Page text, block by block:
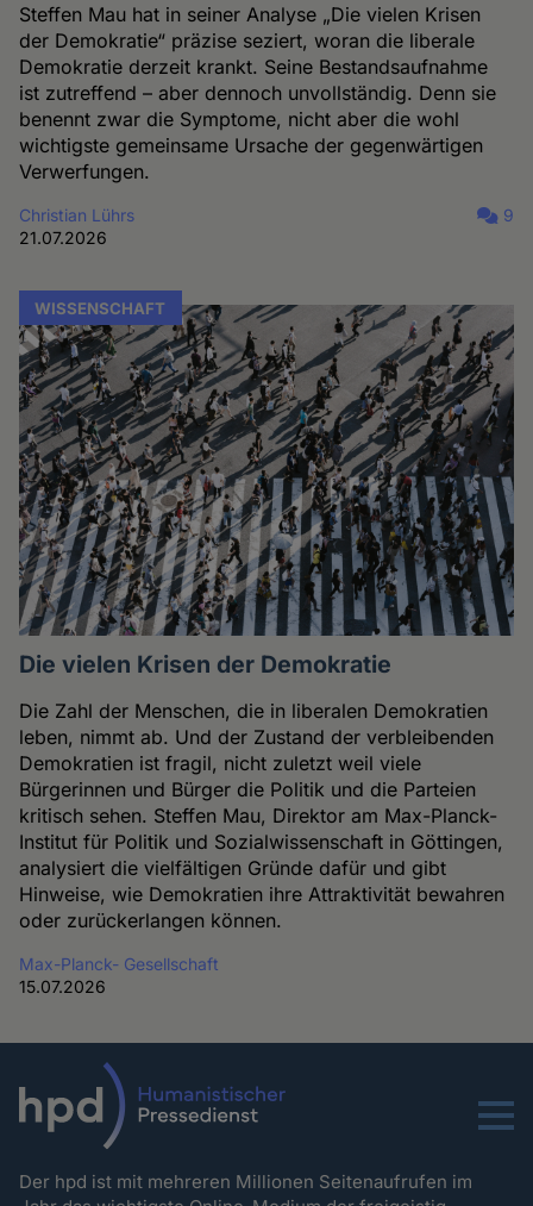
Steffen Mau hat in seiner Analyse „Die vielen Krisen
der Demokratie“ präzise seziert, woran die liberale
Demokratie derzeit krankt. Seine Bestandsaufnahme
ist zutreffend – aber dennoch unvollständig. Denn sie
benennt zwar die Symptome, nicht aber die wohl
wichtigste gemeinsame Ursache der gegenwärtigen
Verwerfungen.
Christian Lührs
21.07.2026
9
WISSENSCHAFT
Die vielen Krisen der Demokratie
Die Zahl der Menschen, die in liberalen Demokratien
leben, nimmt ab. Und der Zustand der verbleibenden
Demokratien ist fragil, nicht zuletzt weil viele
Bürgerinnen und Bürger die Politik und die Parteien
kritisch sehen. Steffen Mau, Direktor am Max-Planck-
Institut für Politik und Sozialwissenschaft in Göttingen,
analysiert die vielfältigen Gründe dafür und gibt
Hinweise, wie Demokratien ihre Attraktivität bewahren
oder zurückerlangen können.
Max-Planck- Gesellschaft
15.07.2026
Menu
Der hpd ist mit mehreren Millionen Seitenaufrufen im